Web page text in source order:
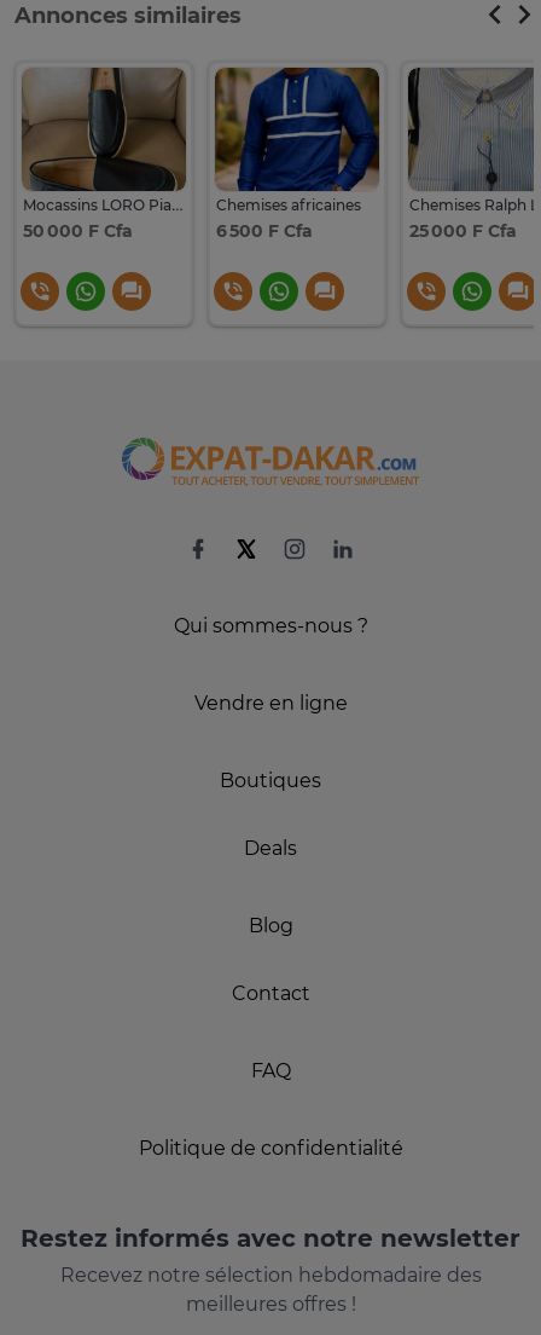
Annonces similaires
Mocassins LORO Piana semelle blanche tendance
50 000 F Cfa
Chemises africaines
6 500 F Cfa 25 000 F Cfa
Qui sommes-nous ?
Vendre en ligne
Boutiques
Deals
Blog
Contact
FAQ
Politique de confidentialité
Restez informés avec notre newsletter
Recevez notre sélection hebdomadaire des
meilleures offres !